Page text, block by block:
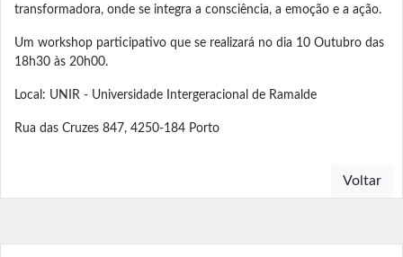
transformadora, onde se integra a consciência, a emoção e a ação.
Um workshop participativo que se realizará no dia 10 Outubro das
18h30 às 20h00.
Local: UNIR - Universidade Intergeracional de Ramalde
Rua das Cruzes 847, 4250-184 Porto
Voltar